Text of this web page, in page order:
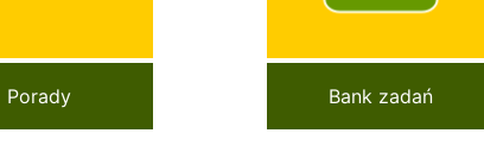
Porady Bank zadań